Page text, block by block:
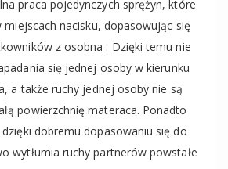
praca pojedynczych sprężyn, które
nacisku, dopasowując się
z osobna . Dzięki temu nie
się jednej osoby w kierunku
a także ruchy jednej osoby nie są
powierzchnię materaca. Ponadto
dobremu dopasowaniu się do
wytłumia ruchy partnerów powstałe